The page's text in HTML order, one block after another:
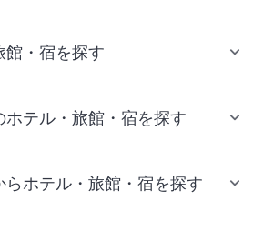
館・宿を探す
テル・旅館・宿を探す
ホテル・旅館・宿を探す